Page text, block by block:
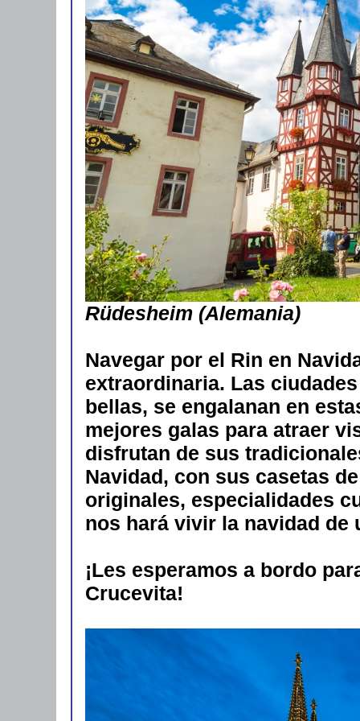
Rüdesheim (Alemania)
Navegar por el Rin en
extraordinaria. Las
bellas, se engalanan en
mejores galas para atraer
disfrutan de sus
Navidad, con sus casetas
originales, especialidades
nos hará vivir la navidad
¡Les esperamos a bordo
Crucevita!